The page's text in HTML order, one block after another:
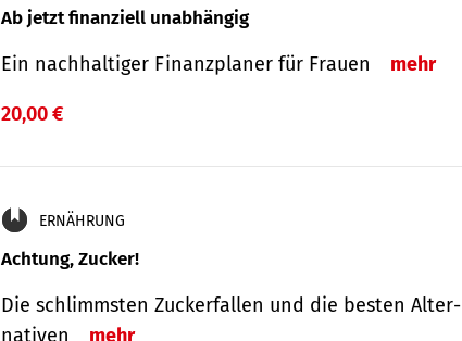
Ab jetzt finanziell unabhängig
Ein nachhaltiger Finanzplaner für Frauen mehr
20,00 €
ERNÄHRUNG
Achtung, Zucker!
Die schlimmsten Zucker­fallen und die besten Alter­
nativen
mehr